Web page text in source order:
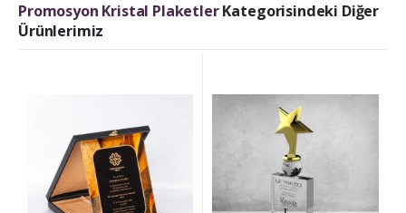
Promosyon Kristal PlaketlerKategorisindeki Diğer
Ürünlerimiz